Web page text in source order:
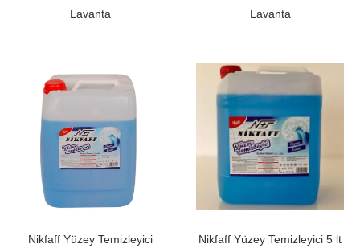
Lavanta Lavanta
Nikfaff Yüzey Temizleyici
Nikfaff Yüzey Temizleyici 5 lt